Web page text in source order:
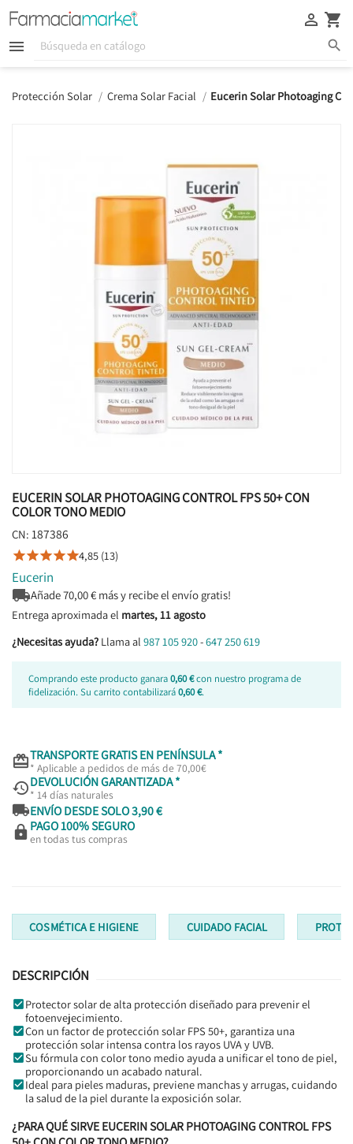
  
 
Protección Solar Crema Solar Facial Eucerin Solar Photoaging
EUCERIN SOLAR PHOTOAGING CONTROL FPS 50+ CON
COLOR TONO MEDIO
CN: 187386
4,85 (13)
Eucerin
Añade70,00€ más y recibe el envío gratis!
Entrega aproximada el martes, 11 agosto
¿Necesitas ayuda? Llama al 987 105 920-647 250 619
Comprando este producto ganara0,60 €con nuestro programa de
fidelización. Su carrito contabilizará0,60 €.
TRANSPORTE GRATIS EN PENÍNSULA *
* Aplicable a pedidos de más de 70,00€
DEVOLUCIÓN GARANTIZADA *
* 14 días naturales
ENVÍO DESDE SOLO 3,90 €
 PAGO 100% SEGURO
en todas tus compras
COSMÉTICA E HIGIENE CUIDADO FACIAL
DESCRIPCIÓN
Protector solar de alta protección diseñado para prevenir el
fotoenvejecimiento.
Con un factor de protección solar FPS 50+, garantiza una
protección solar intensa contra los rayos UVA y UVB.
Su fórmula con color tono medio ayuda a unificar el tono de piel,
proporcionando un acabado natural.
Ideal para pieles maduras, previene manchas y arrugas, cuidando
la salud de la piel durante la exposición solar.
¿PARA QUÉ SIRVE EUCERIN SOLAR PHOTOAGING CONTROL FPS